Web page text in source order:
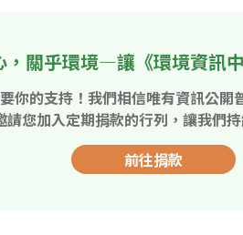
，關乎環境—讓《環境資訊
你的支持！我們相信唯有資訊公
請您加入定期捐款的行列，讓我們
前往捐款